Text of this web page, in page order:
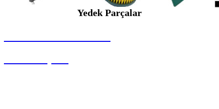
Yedek Parçalar